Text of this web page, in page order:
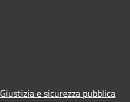
Giustizia e sicurezza pubblica